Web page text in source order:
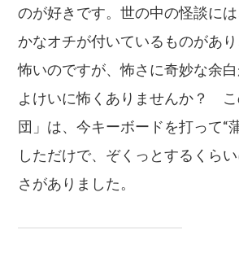
のが好きです。世の中の怪談に
かなオチが付いているものがあ
怖いのですが、怖さに奇妙な余白
よけいに怖くありませんか？
団」は、今キーボードを打って“
しただけで、ぞくっとするくら
さがありました。